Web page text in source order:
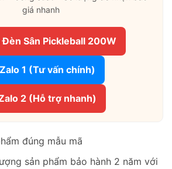
giá nhanh
Sân Pickleball 200W
Zalo 1 (Tư vấn chính)
2 (Hỗ trợ nhanh)
đúng mẫu mã
sản phẩm bảo hành 2 năm với